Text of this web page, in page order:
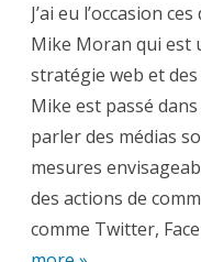
Moran,
Converseon
–
Médias
sociaux
et
modes
de
mesure
J’ai eu l’occasion
Mike Moran qui est
stratégie web et
Mike est passé
parler des médias
mesures
des actions de
comme Twitter,